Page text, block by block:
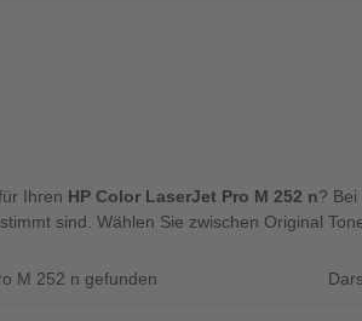
Ihren HP Color LaserJet Pro M 252 n?
sind. Wählen Sie zwischen Original
M 252 n gefunden